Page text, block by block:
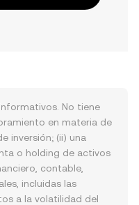
No tiene
en materia de
inversión; (ii) una
o holding de activos
contable,
incluidas las
a la volatilidad del